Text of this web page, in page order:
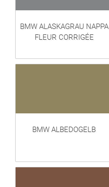
BMW ALASKAGRAU NAPPA
FLEUR CORRIGÉE
BMW ALBEDOGELB